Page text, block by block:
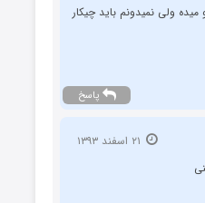
ولی نمیدونم باید چیکار
پاسخ